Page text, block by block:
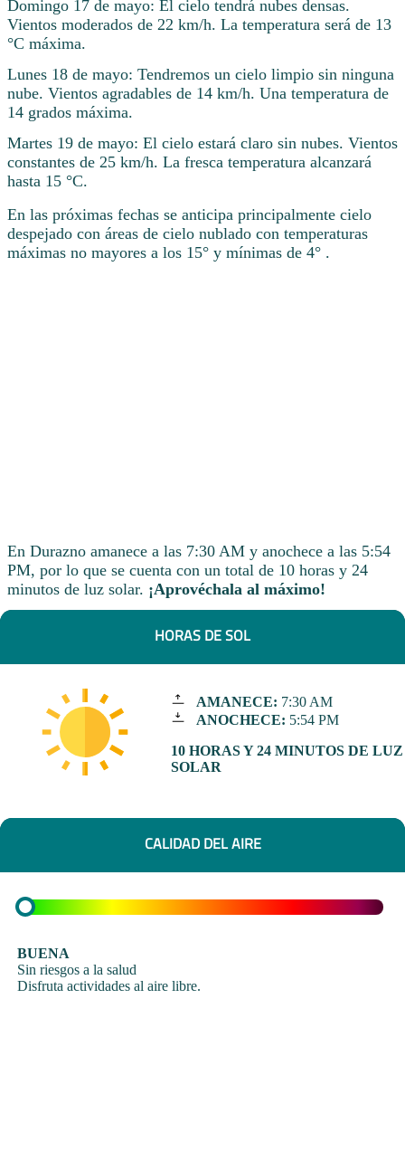
Domingo 17 de mayo: El cielo tendrá nubes densas.
Vientos moderados de 22 km/h. La temperatura será de 13
°C máxima.
Lunes 18 de mayo: Tendremos un cielo limpio sin ninguna
nube. Vientos agradables de 14 km/h. Una temperatura de
14 grados máxima.
Martes 19 de mayo: El cielo estará claro sin nubes. Vientos
constantes de 25 km/h. La fresca temperatura alcanzará
hasta 15 °C.
En las próximas fechas se anticipa principalmente cielo
despejado con áreas de cielo nublado con temperaturas
máximas no mayores a los 15° y mínimas de 4° .
En Durazno amanece a las 7:30 AM y anochece a las 5:54
PM, por lo que se cuenta con un total de 10 horas y 24
minutos de luz solar. ¡Aprovéchala al máximo!
HORAS DE SOL
AMANECE: 7:30 AM
ANOCHECE: 5:54 PM
10 HORAS Y 24 MINUTOS DE LUZ
SOLAR
CALIDAD DEL AIRE
BUENA
Sin riesgos a la salud
Disfruta actividades al aire libre.